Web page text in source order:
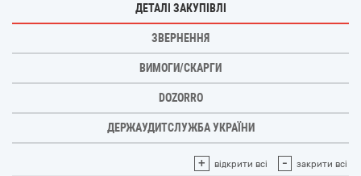
ДЕТАЛІ ЗАКУПІВЛІ
ЗВЕРНЕННЯ
ВИМОГИ/СКАРГИ
DOZORRO
ДЕРЖАУДИТСЛУЖБА УКРАЇНИ
+ відкрити всі - закрити всі